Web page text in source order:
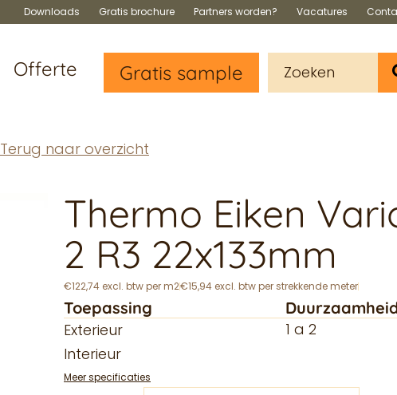
Downloads Gratis brochure Partners worden? Vacatures
Offerte Gratis sample
Terug naar overzicht
Thermo Eiken
2 R3 22x133mm
€122,74 excl. btw per m2€15,94 excl. btw per strekkende meter
Toepassing
Exterieur
Interieur
Meer specificaties
1 a 2